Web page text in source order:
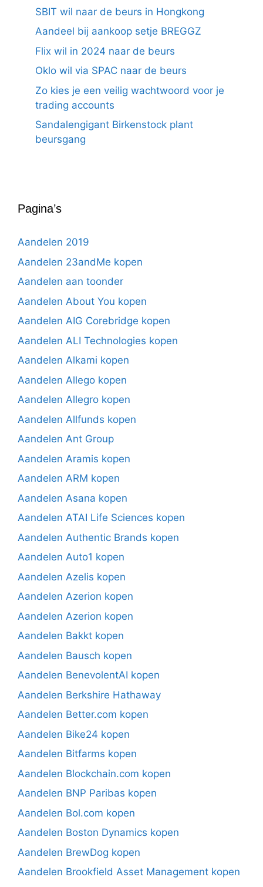
SBIT wil naar de beurs in Hongkong
Aandeel bij aankoop setje BREGGZ
Flix wil in 2024 naar de beurs
Oklo wil via SPAC naar de beurs
Zo kies je een veilig wachtwoord voor je
trading accounts
Sandalengigant Birkenstock plant
beursgang
Pagina’s
Aandelen 2019
Aandelen 23andMe kopen
Aandelen aan toonder
Aandelen About You kopen
Aandelen AIG Corebridge kopen
Aandelen ALI Technologies kopen
Aandelen Alkami kopen
Aandelen Allego kopen
Aandelen Allegro kopen
Aandelen Allfunds kopen
Aandelen Ant Group
Aandelen Aramis kopen
Aandelen ARM kopen
Aandelen Asana kopen
Aandelen ATAI Life Sciences kopen
Aandelen Authentic Brands kopen
Aandelen Auto1 kopen
Aandelen Azelis kopen
Aandelen Azerion kopen
Aandelen Azerion kopen
Aandelen Bakkt kopen
Aandelen Bausch kopen
Aandelen BenevolentAI kopen
Aandelen Berkshire Hathaway
Aandelen Better.com kopen
Aandelen Bike24 kopen
Aandelen Bitfarms kopen
Aandelen Blockchain.com kopen
Aandelen BNP Paribas kopen
Aandelen Bol.com kopen
Aandelen Boston Dynamics kopen
Aandelen BrewDog kopen
Aandelen Brookfield Asset Management kopen